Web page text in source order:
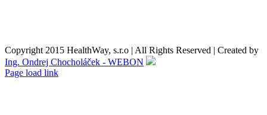
Copyright 2015 HealthWay, s.r.o | All Rights Reserved | Created by
Ing. Ondrej Chocholáček - WEBON
Page load link